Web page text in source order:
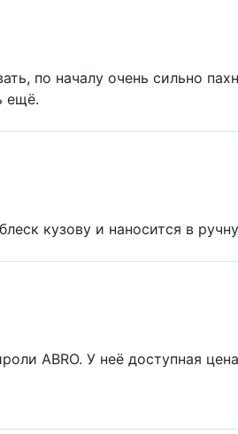
по началу очень сильно
ещё.
кузову и наносится в
ABRO. У неё доступная